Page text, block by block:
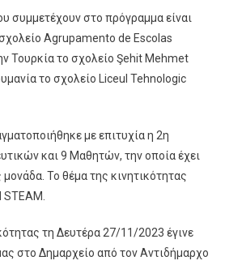
συμμετέχουν στο πρόγραμμα είναι
Agrupamento de Escolas
Τουρκία το σχολείο Şehit Mehmet
το σχολείο Liceul Tehnologic
με επιτυχία η 2η
και 9 Μαθητών, την οποία έχει
Το θέμα της κινητικότητας
τη Δευτέρα 27/11/2023 έγινε
στο Δημαρχείο από τον Αντιδήμαρχο